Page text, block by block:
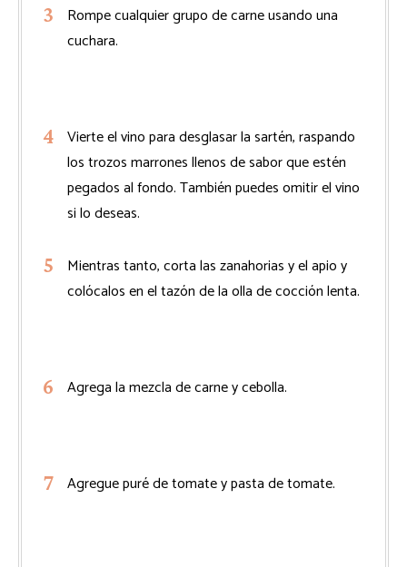
Rompe cualquier grupo de carne usando una
cuchara.
Vierte el vino para desglasar la sartén, raspando
los trozos marrones llenos de sabor que estén
pegados al fondo. También puedes omitir el vino
si lo deseas.
Mientras tanto, corta las zanahorias y el apio y
colócalos en el tazón de la olla de cocción lenta.
Agrega la mezcla de carne y cebolla.
Agregue puré de tomate y pasta de tomate.